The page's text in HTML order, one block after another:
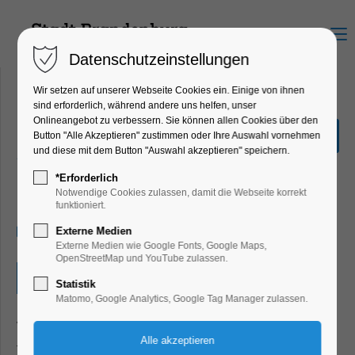
Menu
Bibliotheksführung
„Fotosafari“
Bildung, Vortrag, Kinder, Jugend,
Mitmach-Aktion
06.06.2024, 09:00–10:00
Eintritt frei
Was gibt es alles in der Bibliothek zu entdecken? Und
finden sich die Kinder in der Bibliothek zurecht?
Datenschutzeinstellungen
Wir setzen auf unserer Webseite Cookies ein. Einige von ihnen
sind erforderlich, während andere uns helfen, unser
Onlineangebot zu verbessern. Sie können allen Cookies über den
Button "Alle Akzeptieren" zustimmen oder Ihre Auswahl vornehmen
und diese mit dem Button "Auswahl akzeptieren" speichern.
*Erforderlich
Notwendige Cookies zulassen, damit die Webseite korrekt
funktioniert.
Externe Medien
Externe Medien wie Google Fonts, Google Maps,
OpenStreetMap und YouTube zulassen.
Statistik
Matomo, Google Analytics, Google Tag Manager zulassen.